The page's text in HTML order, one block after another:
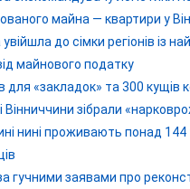
майна — квартири у
до сімки регіонів із
майнового податку
для «закладок» та 300 кущів
Вінниччини зібрали
нині проживають понад 144
гучними заявами про